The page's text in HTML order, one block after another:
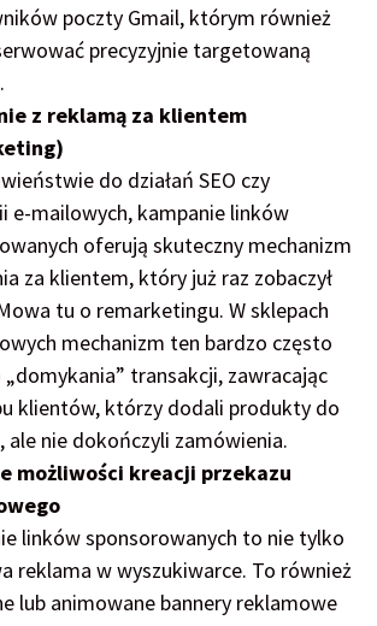
poczty Gmail, którym również
precyzyjnie targetowaną
z reklamą za klientem
do działań SEO czy
e-mailowych, kampanie linków
oferują skuteczny mechanizm
za klientem, który już raz zobaczył
tu o remarketingu. W sklepach
mechanizm ten bardzo często
„domykania” transakcji, zawracając
klientów, którzy dodali produkty do
ale nie dokończyli zamówienia.
możliwości kreacji przekazu
linków sponsorowanych to nie tylko
reklama w wyszukiwarce. To również
lub animowane bannery reklamowe